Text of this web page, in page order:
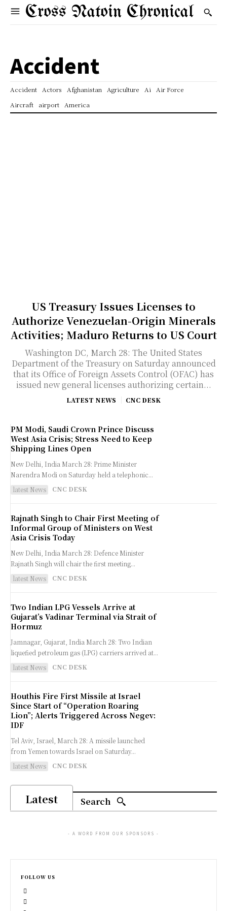
Cross Natoin Chronical
Accident
Accident Actors Afghanistan Agriculture Ai
Air Force
Aircraft
airport America
US Treasury Issues Licenses to
Authorize Venezuelan-Origin Minerals
Activities; Maduro Returns to US Court
Washington DC, March 28: The United States
Department of the Treasury on Saturday announced
that its Office of Foreign Assets Control (OFAC) has
issued new general licenses authorizing certain...
LATEST NEWS CNC DESK
PM Modi, Saudi Crown Prince Discuss
West Asia Crisis; Stress Need to Keep
Shipping Lines Open
New Delhi, India March 28: Prime Minister
Narendra Modi on Saturday held a telephonic...
latest News
CNC DESK
Rajnath Singh to Chair First Meeting of
Informal Group of Ministers on West
Asia Crisis Today
New Delhi, India March 28: Defence Minister
Rajnath Singh will chair the first meeting...
latest News
CNC DESK
Two Indian LPG Vessels Arrive at
Gujarat’s Vadinar Terminal via Strait of
Hormuz
Jamnagar, Gujarat, India March 28: Two Indian
liquefied petroleum gas (LPG) carriers arrived at...
latest News
CNC DESK
Houthis Fire First Missile at Israel
Since Start of “Operation Roaring
Lion”; Alerts Triggered Across Negev:
IDF
Tel Aviv, Israel, March 28: A missile launched
from Yemen towards Israel on Saturday...
latest News
CNC DESK
Latest Search
- A WORD FROM OUR SPONSORS -
FOLLOW US